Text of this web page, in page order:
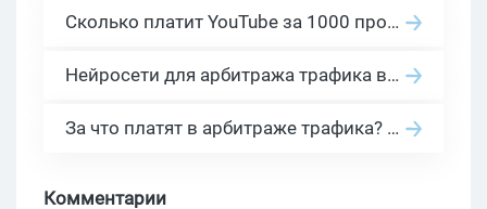
Сколько платит YouTube за 1000 просмотров в 2026: реальные цифры от 0.5 до 36 USD по ГЕО
Нейросети для арбитража трафика в 2026: инструменты, кейсы и AI-медиабайеры
За что платят в арбитраже трафика? 30 моделей оплаты в бурж и СНГ партнерках
Комментарии